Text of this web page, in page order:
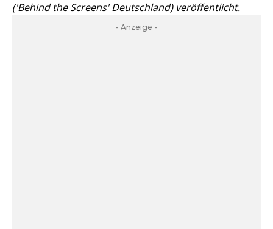
('Behind the Screens' Deutschland)veröffentlicht.
- Anzeige -